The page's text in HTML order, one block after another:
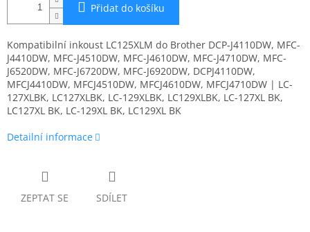
Přidat do košíku
Kompatibilní inkoust LC125XLM do Brother DCP-J4110DW, MFC-
J4410DW, MFC-J4510DW, MFC-J4610DW, MFC-J4710DW, MFC-
J6520DW, MFC-J6720DW, MFC-J6920DW, DCPJ4110DW,
MFCJ4410DW, MFCJ4510DW, MFCJ4610DW, MFCJ4710DW | LC-
127XLBK, LC127XLBK, LC-129XLBK, LC129XLBK, LC-127XL BK,
LC127XL BK, LC-129XL BK, LC129XL BK
Detailní informace
ZEPTAT SE SDÍLET